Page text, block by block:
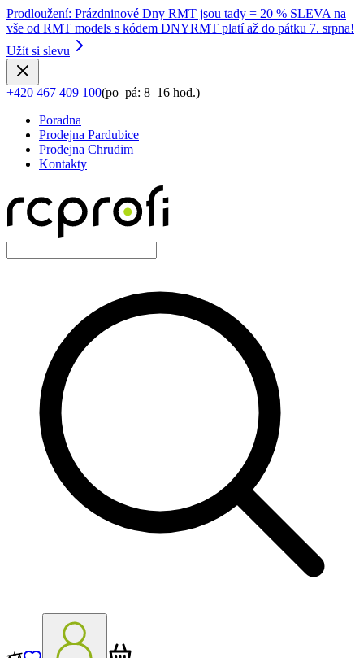
Prodloužení: Prázdninové Dny RMT jsou tady = 20 % SLEVA na
vše od RMT models s kódem DNYRMT platí až do pátku 7. srpna!
Užít si slevu
+420 467 409 100(po–pá: 8–16 hod.)
Poradna
Prodejna Pardubice
Prodejna Chrudim
Kontakty